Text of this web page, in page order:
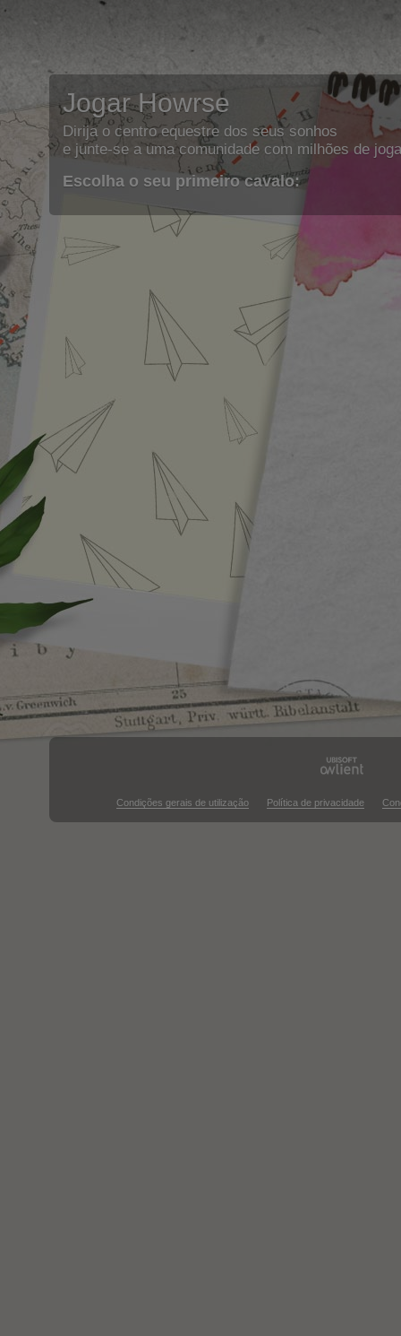
Jogar Howrse
Dirija o centro equestre dos seus sonhos
e junte-se a uma comunidade com milhões de
Escolha o seu primeiro cavalo:
Condições gerais de utilização Política de privacidade